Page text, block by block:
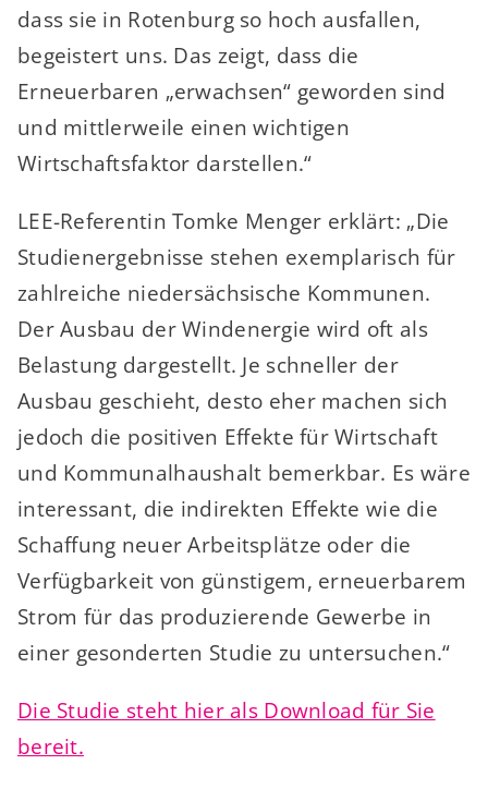
dass sie in Rotenburg so hoch ausfallen,
begeistert uns. Das zeigt, dass die
Erneuerbaren „erwachsen“ geworden sind
und mittlerweile einen wichtigen
Wirtschaftsfaktor darstellen.“
LEE-Referentin Tomke Menger erklärt: „Die
Studienergebnisse stehen exemplarisch für
zahlreiche niedersächsische Kommunen.
Der Ausbau der Windenergie wird oft als
Belastung dargestellt. Je schneller der
Ausbau geschieht, desto eher machen sich
jedoch die positiven Effekte für Wirtschaft
und Kommunalhaushalt bemerkbar. Es wäre
interessant, die indirekten Effekte wie die
Schaffung neuer Arbeitsplätze oder die
Verfügbarkeit von günstigem, erneuerbarem
Strom für das produzierende Gewerbe in
einer gesonderten Studie zu untersuchen.“
Die Studie steht hier als Download für Sie
bereit.